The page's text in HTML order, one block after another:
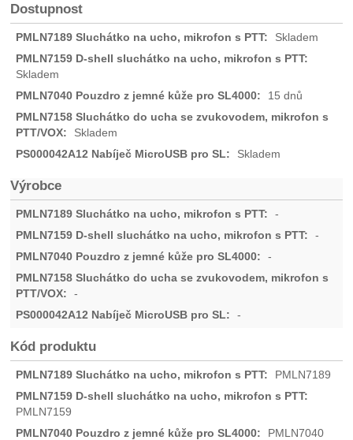
Dostupnost
Skladem
Skladem
15 dnů
Skladem
Skladem
Výrobce
-
-
-
-
-
Kód produktu
PMLN7189
PMLN7159
PMLN7040